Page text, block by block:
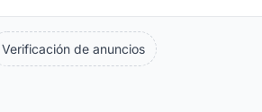
Verificación de anuncios